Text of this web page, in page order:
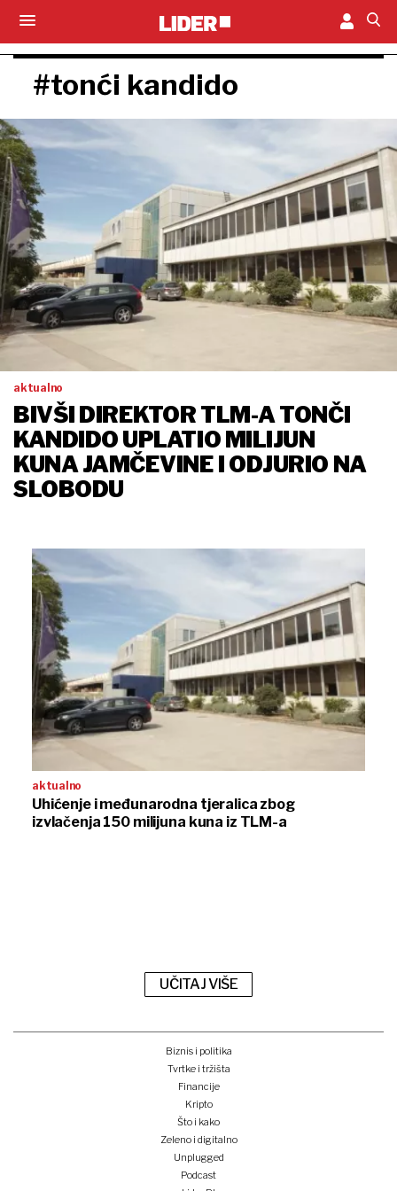
#tonći kandido
aktualno
BIVŠI DIREKTOR TLM-A TONČI
KANDIDO UPLATIO MILIJUN
KUNA JAMČEVINE I ODJURIO NA
SLOBODU
aktualno
Uhićenje i međunarodna tjeralica zbog
izvlačenja 150 milijuna kuna iz TLM-a
UČITAJ VIŠE
Biznis i politika
Tvrtke i tržišta
Financije
Kripto
Što i kako
Zeleno i digitalno
Unplugged
Podcast